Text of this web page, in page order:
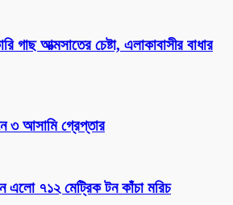
গাছ আত্মসাতের চেষ্টা, এলাকাবাসীর বাধার
৩ আসামি গ্রেপ্তার
এলো ৭১২ মেট্রিক টন কাঁচা মরিচ